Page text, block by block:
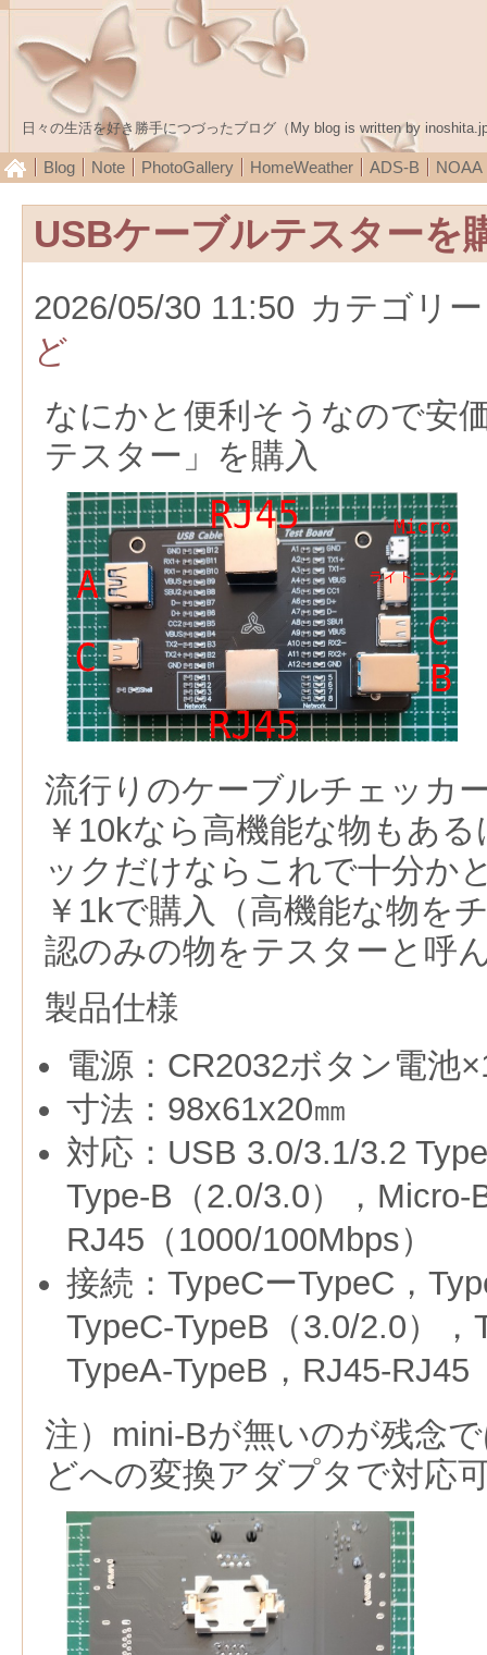
日々の生活を好き勝手につづったブログ（My blog is written by
Blog Note PhotoGallery HomeWeather ADS-B NOAA
USBケーブルテスターを
2026/05/30 11:50 カテゴリ
ど
なにかと便利そうなので安
テスター」を購入
流行りのケーブルチェッカ
￥10kなら高機能な物もあ
ックだけならこれで十分か
￥1kで購入（高機能な物を
認のみの物をテスターと呼
製品仕様
電源：CR2032ボタン電池
寸法：98x61x20㎜
対応：USB 3.0/3.1/3.2
Type-B（2.0/3.0），Micro-
RJ45（1000/100Mbps）
接続：TypeCーTypeC，
TypeC-TypeB（3.0/2.0），
TypeA-TypeB，RJ45-RJ45
注）mini-Bが無いのが残念
どへの変換アダプタで対応